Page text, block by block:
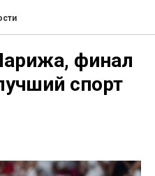
финал
спорт